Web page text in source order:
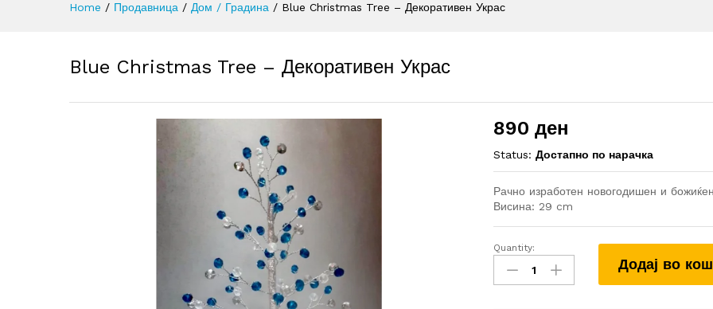
Home / Продавница / Дом / Градина / Blue Christmas Tree – Декоративен Украс
Blue Christmas Tree – Декоративен Украс
890ден
Status: Достапно по нарачка
Рачно изработен новогодишен и
Висина: 29 cm
Blue
Christmas
Tree
Quantity:
Додај во